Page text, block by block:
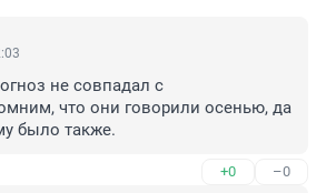
не совпадал с
что они говорили осенью, да
было также.
+0 –0